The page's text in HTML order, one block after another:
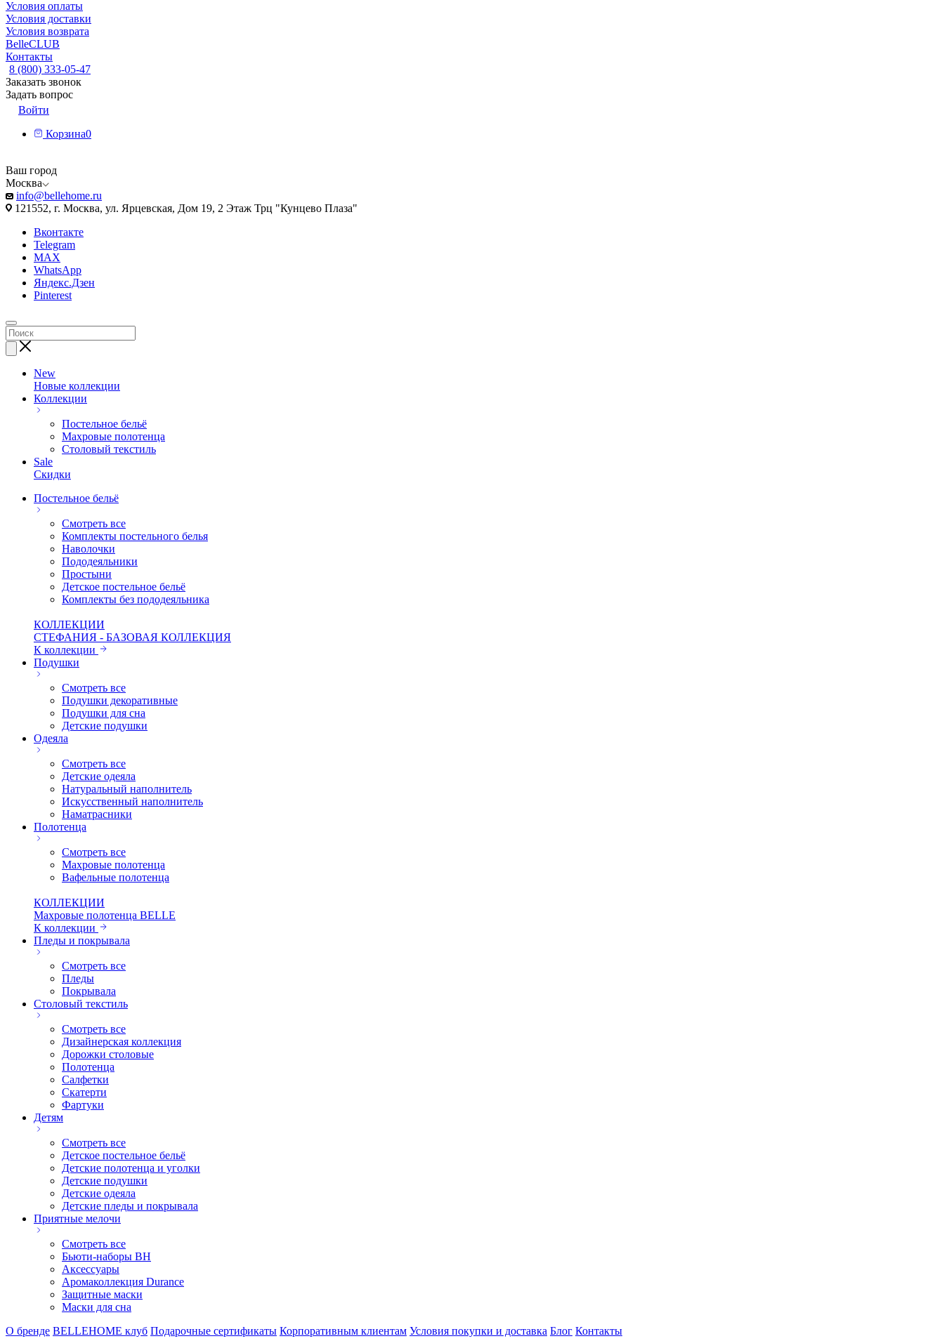
Условия оплаты
Условия доставки
Условия возврата
BelleCLUB
Контакты
8 (800) 333-05-47
Заказать звонок
Задать вопрос
Войти
Корзина0
Ваш город
Москва
info@bellehome.ru
121552, г. Москва, ул. Ярцевская, Дом 19, 2 Этаж Трц "Кунцево Плаза"
Вконтакте
Telegram
MAX
WhatsApp
Яндекс.Дзен
Pinterest
New
Новые коллекции
Коллекции
Постельное бельё
Махровые полотенца
Столовый текстиль
Sale
Скидки
Постельное бельё
Смотреть все
Комплекты постельного белья
Наволочки
Пододеяльники
Простыни
Детское постельное бельё
Комплекты без пододеяльника
КОЛЛЕКЦИИ
СТЕФАНИЯ - БАЗОВАЯ КОЛЛЕКЦИЯ
К коллекции
Подушки
Смотреть все
Подушки декоративные
Подушки для сна
Детские подушки
Одеяла
Смотреть все
Детские одеяла
Натуральный наполнитель
Искуcственный наполнитель
Наматрасники
Полотенца
Смотреть все
Махровые полотенца
Вафельные полотенца
КОЛЛЕКЦИИ
Махровые полотенца BELLE
К коллекции
Пледы и покрывала
Смотреть все
Пледы
Покрывала
Столовый текстиль
Смотреть все
Дизайнерская коллекция
Дорожки столовые
Полотенца
Салфетки
Скатерти
Фартуки
Детям
Смотреть все
Детское постельное бельё
Детские полотенца и уголки
Детские подушки
Детские одеяла
Детские пледы и покрывала
Приятные мелочи
Смотреть все
Бьюти-наборы ВН
Аксессуары
Аромаколлекция Durance
Защитные маски
Маски для сна
О бренде BELLEHOME клуб Подарочные сертификаты Корпоративным клиентам Условия покупки и доставка Блог Контакты